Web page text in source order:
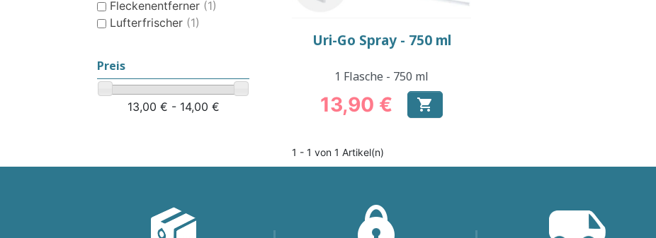
HYGIENEARTIKEL UND
PFLEGEPRODUKTE FÜR
Fleckenentferner (1)
Lufterfrischer (1)
Preis
13,00 € - 14,00 €
Uri-Go Spray - 750 ml
1 Flasche - 750 ml
Preis
13,90 € 
1 - 1 von 1 Artikel(n)